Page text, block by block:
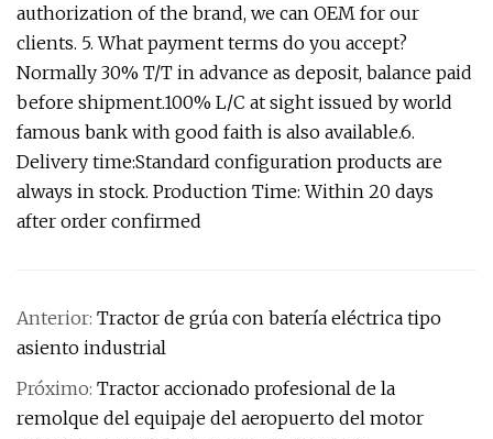
authorization of the brand, we can OEM for our
clients. 5. What payment terms do you accept?
Normally 30% T/T in advance as deposit, balance paid
before shipment.100% L/C at sight issued by world
famous bank with good faith is also available.6.
Delivery time:Standard configuration products are
always in stock. Production Time: Within 20 days
after order confirmed
Anterior: Tractor de grúa con batería eléctrica tipo
asiento industrial
Próximo: Tractor accionado profesional de la
remolque del equipaje del aeropuerto del motor